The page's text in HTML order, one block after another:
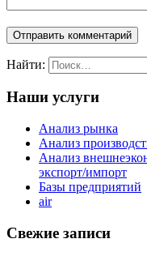
Найти:
Наши услуги
Анализ рынка
Анализ
Анализ
экспорт/импорт
Базы предприятий
air
Свежие записи